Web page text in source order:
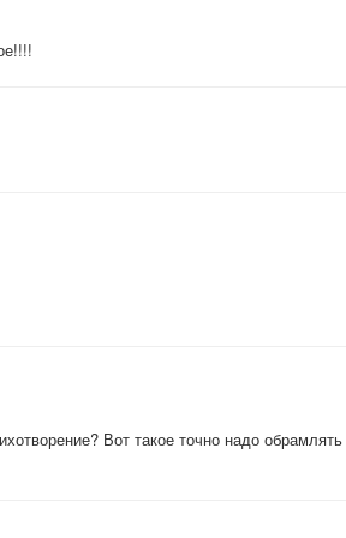
таки воин. (2 раза)
Вот такое точно надо